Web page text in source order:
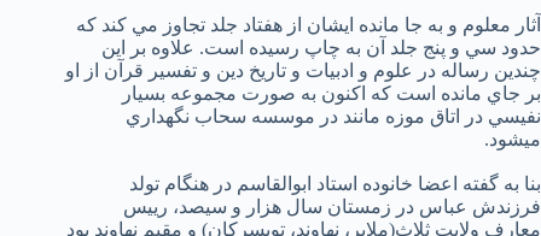
آثار معلوم و به جا مانده ايشان از هفتاد جلد تجاوز مي كند كه
حدود سي و پنج جلد آن به چاپ رسيده است. علاوه بر اين
چندين رساله در علوم و ادبيات و تاريخ دين و تفسير قرآن از او
بر جاي مانده است كه اكنون به صورت مجموعه بسيار
نفيسي در اتاق موزه مانند در موسسه سحاب نگهداري
ميشود.
بنا به گفته اعضا خانوده استاد ابوالقاسم در هنگام تولد
فرزندش عباس در زمستان سال هزار و سيصد، رييس
معارف ولايت ثلاث(ملاير، نهاوند، تويسركان) و مقيم نهاوند بود